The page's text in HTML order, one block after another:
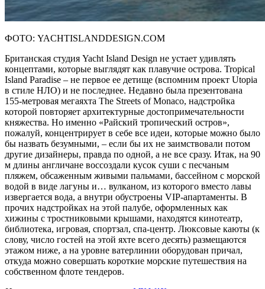
ФОТО: YACHTISLANDDESIGN.COM
Британская студия Yacht Island Design не устает удивлять
концептами, которые выглядят как плавучие острова. Tropical
Island Paradise – не первое ее детище (вспомним проект Utopia
в стиле НЛО) и не последнее. Недавно была презентована
155-метровая мегаяхта The Streets of Monaco, надстройка
которой повторяет архитектурные достопримечательности
княжества. Но именно «Райский тропический остров»,
пожалуй, концентрирует в себе все идеи, которые можно было
бы назвать безумными, – если бы их не заимствовали потом
другие дизайнеры, правда по одной, а не все сразу. Итак, на 90
м длины англичане воссоздали кусок суши с песчаным
пляжем, обсаженным живыми пальмами, бассейном с морской
водой в виде лагуны и… вулканом, из которого вместо лавы
извергается вода, а внутри обустроены VIP-апартаменты. В
прочих надстройках на этой палубе, оформленных как
хижины с тростниковыми крышами, находятся кинотеатр,
библиотека, игровая, спортзал, спа-центр. Люксовые каюты (к
слову, число гостей на этой яхте всего десять) размещаются
этажом ниже, а на уровне ватерлинии оборудован причал,
откуда можно совершать короткие морские путешествия на
собственном флоте тендеров.